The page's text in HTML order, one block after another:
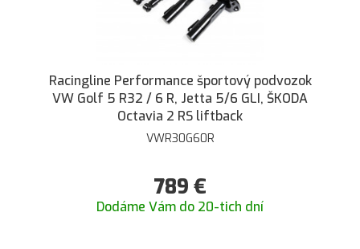
Racingline Performance športový podvozok
VW Golf 5 R32 / 6 R, Jetta 5/6 GLI, ŠKODA
Octavia 2 RS liftback
VWR30G60R
789 €
Dodáme Vám do 20-tich dní